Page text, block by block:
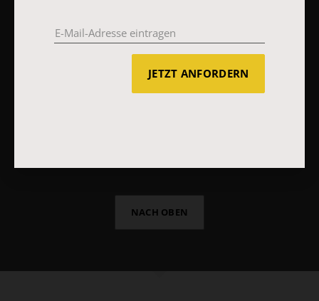
Vertrag widerrufen Abo online kündigen
NACH OBEN
JETZT ANFORDERN